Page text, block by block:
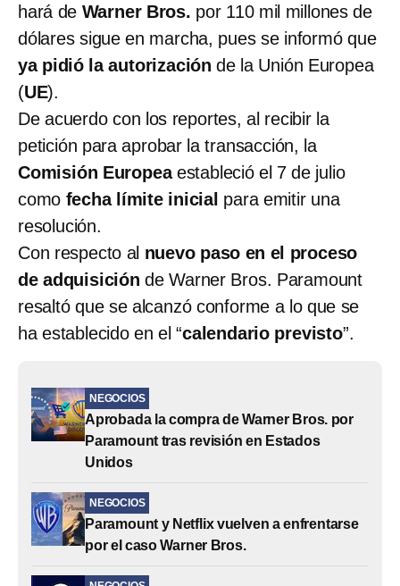
hará de Warner Bros. por 110 mil millones de
dólares sigue en marcha, pues se informó que
ya pidió la autorización de la Unión Europea
(UE).
De acuerdo con los reportes, al recibir la
petición para aprobar la transacción, la
Comisión Europeaestableció el 7 de julio
como fecha límite inicial para emitir una
resolución.
Con respecto al nuevo paso en el proceso
de adquisición de Warner Bros. Paramount
resaltó que se alcanzó conforme a lo que se
ha establecido en el “calendario previsto”.
NEGOCIOS
Aprobada la compra de Warner Bros. por
Paramount tras revisión en Estados
Unidos
NEGOCIOS
Paramount y Netflix vuelven a enfrentarse
por el caso Warner Bros.